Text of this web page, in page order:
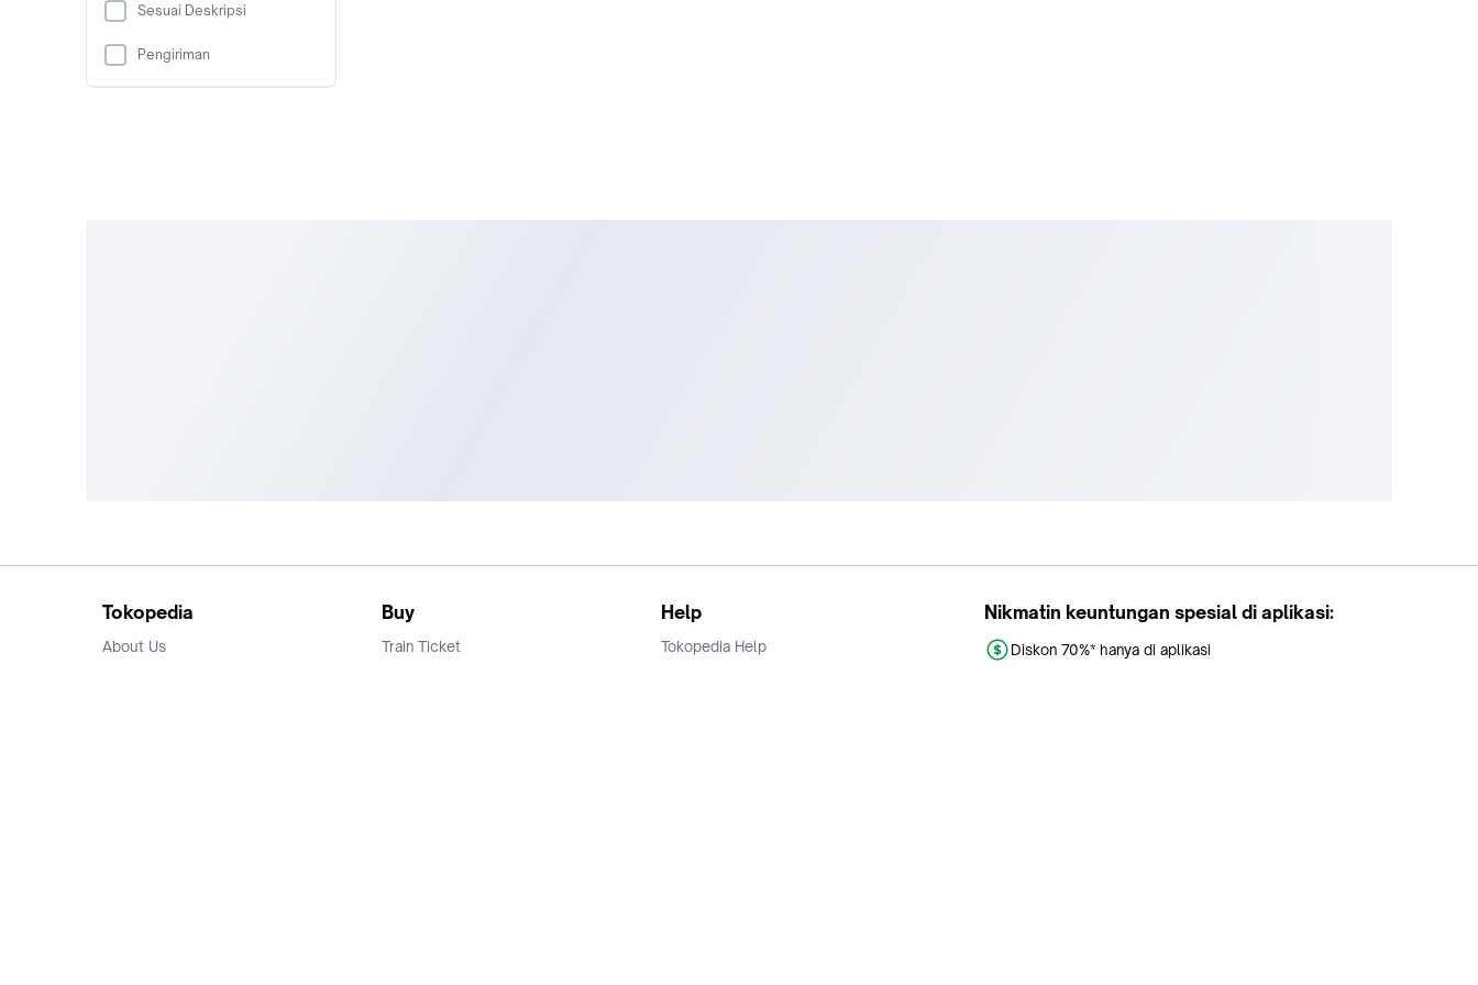
Sesuai Deskripsi
Pengiriman
Tokopedia
About Us
Buy
Train Ticket
Help
Tokopedia Help
Nikmatin keuntungan spesial di aplikasi:
Diskon 70%* hanya di aplikasi